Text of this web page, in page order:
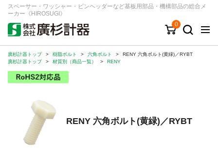
スペーサー・ワッシャー・ピンヘッダーなど基板用部品・機構部品の総合メ
ーカー《HIROSUGI》
0
キーワード 品番/シリーズ
商品カテゴリから探す
ジャンルから探す
シリーズから探す
ログイン
廣杉計器トップ > 樹脂ボルト > 六角ボルト >
RENY 六角ボルト(黄緑)／RYBT
廣杉計器トップ
> 材質別（商品一覧） > RENY
RENY 六角ボルト(黄緑)／RYBT